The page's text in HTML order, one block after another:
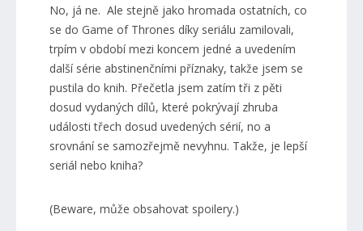
No, já ne. Ale stejně jako hromada ostatních, co
se do Game of Thrones díky seriálu zamilovali,
trpím v období mezi koncem jedné a uvedením
další série abstinenčními příznaky, takže jsem se
pustila do knih. Přečetla jsem zatím tři z pěti
dosud vydaných dílů, které pokrývají zhruba
události třech dosud uvedených sérií, no a
srovnání se samozřejmě nevyhnu. Takže, je lepší
seriál nebo kniha?
(Beware, může obsahovat spoilery.)